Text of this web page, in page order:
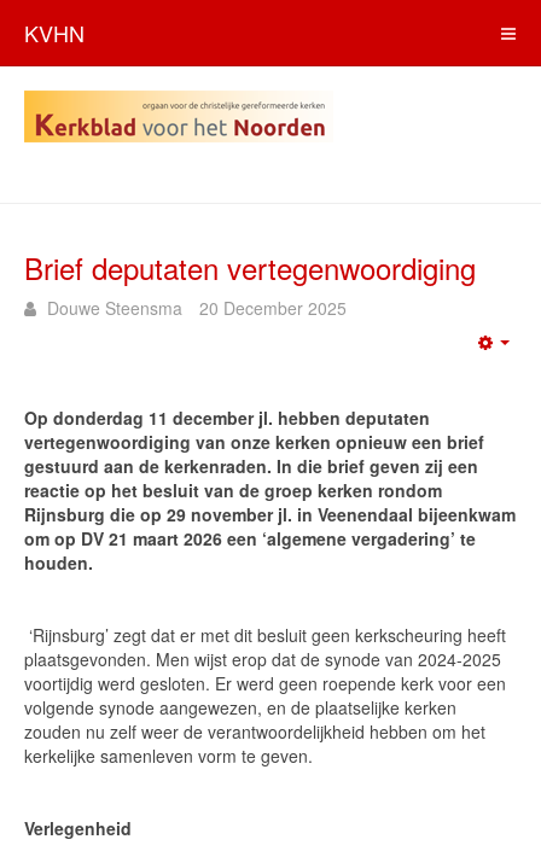
KVHN
Brief deputaten vertegenwoordiging
Douwe Steensma 20 December 2025
Op donderdag 11 december jl. hebben deputaten
vertegenwoordiging van onze kerken opnieuw een brief
gestuurd aan de kerkenraden. In die brief geven zij een
reactie op het besluit van de groep kerken rondom
Rijnsburg die op 29 november jl. in Veenendaal bijeenkwam
om op DV 21 maart 2026 een ‘algemene vergadering’ te
houden.
‘Rijnsburg’ zegt dat er met dit besluit geen kerkscheuring heeft
plaatsgevonden. Men wijst erop dat de synode van 2024-2025
voortijdig werd gesloten. Er werd geen roepende kerk voor een
volgende synode aangewezen, en de plaatselijke kerken
zouden nu zelf weer de verantwoordelijkheid hebben om het
kerkelijke samenleven vorm te geven.
Verlegenheid